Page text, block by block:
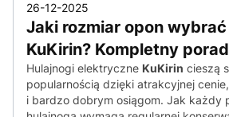
26-12-2025
Jaki rozmiar opon
KuKirin? Kompletny
Hulajnogi elektryczne KuKirin cieszą
popularnością dzięki atrakcyjnej
i bardzo dobrym osiągom. Jak każdy